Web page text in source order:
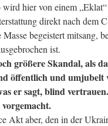
wird hier von einem
direkt nach dem
Masse begeistert mitsang,
ist.
größere Skandal, als
öffentlich und umjubelt
er sagt, blind
Akt aber, den in der